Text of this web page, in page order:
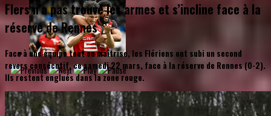
Flers n’a pas trouvé les armes et s’incline face à la
réserve de Rennes
Face à une équipe tout en maîtrise, les Flériens ont subi un second
revers consécutif, ce samedi 22 mars, face à la réserve de Rennes (0-2).
Ils restent englués dans la zone rouge.